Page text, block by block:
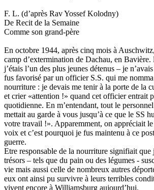
F. L. (d’après Rav Yossef Kolodny)
De Recit de la Semaine
Comme son grand-père
En octobre 1944, après cinq mois à
camp d’extermination de Dachau, en Bavière.
j’étais l’un des plus jeunes détenus – je
fus favorisé par un officier S.S. qui me nomma
nourriture : je devais me tenir à la porte de la
et crier «attention !» quand cet officier entrait
quotidienne. En m’entendant, tout le
mettait au garde à vous jusqu’à ce que le SS
votre travail !». Apparemment, on appréciait
voix et c’est pourquoi je fus maintenu à ce
guerre.
Etre responsable de la nourriture signifiait que
trésors – tels que du pain ou des légumes -
vie mais aussi celle de nombreux autres
eux ont ainsi pu survivre à leurs terribles
vivent encore à Williamsburg aujourd’hui.